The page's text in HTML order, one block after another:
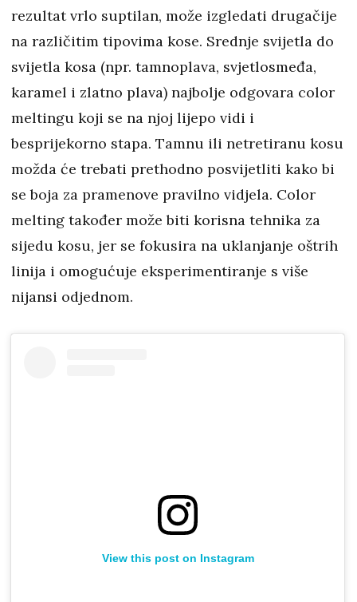
rezultat vrlo suptilan, može izgledati drugačije
na različitim tipovima kose. Srednje svijetla do
svijetla kosa (npr. tamnoplava, svjetlosmeđa,
karamel i zlatno plava) najbolje odgovara color
meltingu koji se na njoj lijepo vidi i
besprijekorno stapa. Tamnu ili netretiranu kosu
možda će trebati prethodno posvijetliti kako bi
se boja za pramenove pravilno vidjela. Color
melting također može biti korisna tehnika za
sijedu kosu, jer se fokusira na uklanjanje oštrih
linija i omogućuje eksperimentiranje s više
nijansi odjednom.
View this post on Instagram